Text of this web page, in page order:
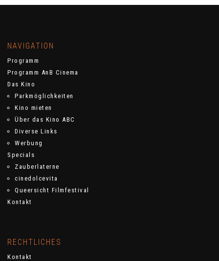
NAVIGATION
Programm
Programm AnB Cinema
Das Kino
Parkmöglichkeiten
Kino mieten
Über das Kino ABC
Diverse Links
Werbung
Specials
Zauberlaterne
cinedolcevita
Queersicht Filmfestival
Kontakt
RECHTLICHES
Kontakt